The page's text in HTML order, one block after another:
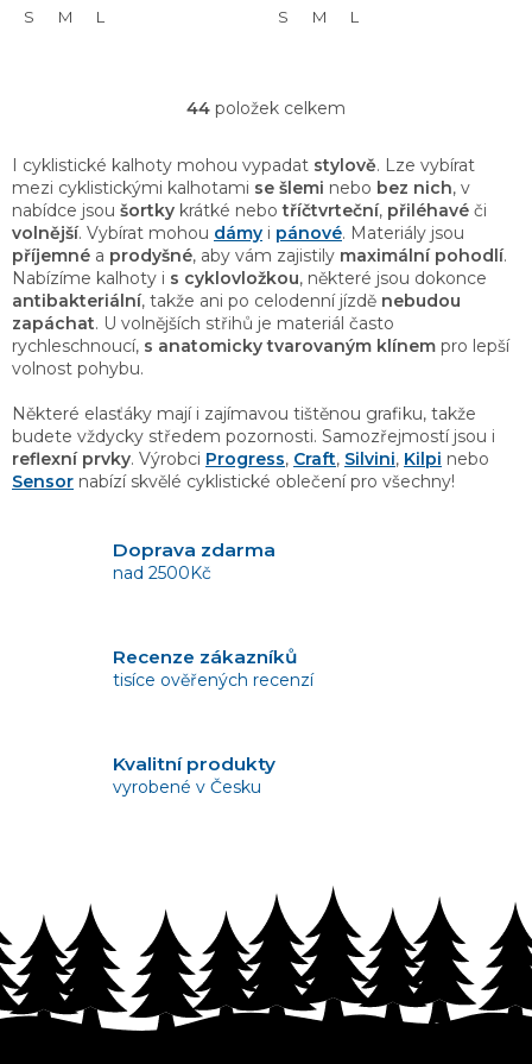
S M L S M L
O
l
á
d
a
c
í
p
r
v
v
ý
p
i
44 položek celkem
I cyklistické kalhoty mohou vypadat stylově. Lze vybírat
mezi cyklistickými kalhotami se šlemi nebo bez nich, v
nabídce jsou šortky krátké nebotříčtvrteční, přiléhavé či
volnější. Vybírat mohou dámy i pánové. Materiály jsou
příjemné a prodyšné, aby vám zajistily maximální pohodlí.
Nabízíme kalhoty i s cyklovložkou, některé jsou dokonce
antibakteriální, takže ani po celodenní jízdě nebudou
zapáchat. U volnějších střihů je materiál často
rychleschnoucí, s anatomicky tvarovaným klínem pro lepší
volnost pohybu.
Některé elasťáky mají i zajímavou tištěnou grafiku, takže
budete vždycky středem pozornosti. Samozřejmostí jsou i
reflexní prvky. Výrobci Progress, Craft, Silvini, Kilpi nebo
Sensor nabízí skvělé cyklistické oblečení pro všechny!
Doprava zdarma
nad 2500Kč
Recenze zákazníků
tisíce ověřených recenzí
Kvalitní produkty
vyrobené v Česku
bez problémů do 14 dnů
Z